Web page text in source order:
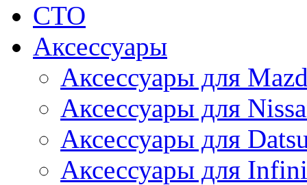
СТО
Аксессуары
Аксессуары для
Аксессуары для
Аксессуары для
Аксессуары для